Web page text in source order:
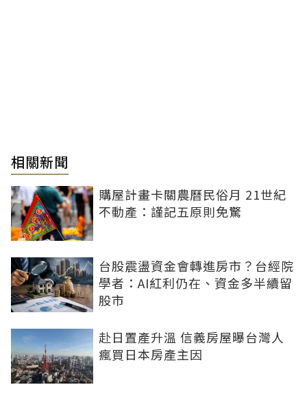
相關新聞
購屋計畫卡關農曆民俗月 21世紀
不動產：謹記五原則免驚
台股震盪資金會轉進房市？台經院
學者：AI紅利仍在、資金多半續留
股市
赴日置產升溫 信義房屋曝台灣人
瘋買日本房產主因